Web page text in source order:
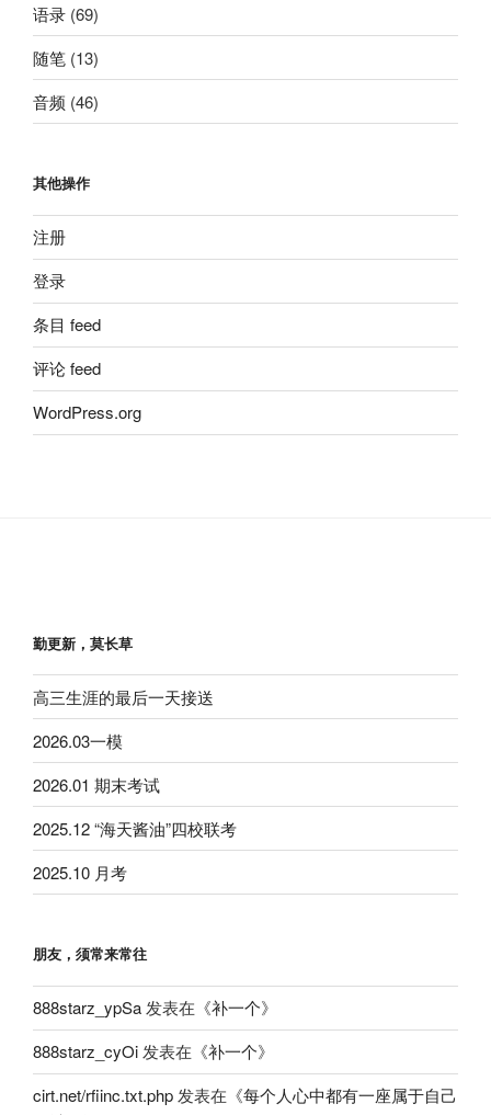
语录 (69)
随笔 (13)
音频 (46)
其他操作
注册
登录
条目 feed
评论 feed
WordPress.org
勤更新，莫长草
高三生涯的最后一天接送
2026.03一模
2026.01 期末考试
2025.12 “海天酱油”四校联考
2025.10 月考
朋友，须常来常往
888starz_ypSa 发表在《补一个》
888starz_cyOi 发表在《补一个》
cirt.net/rfiinc.txt.php 发表在《每个人心中都有一座属于自己